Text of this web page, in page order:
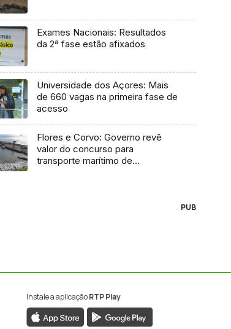
Exames Nacionais: Resultados
da 2ª fase estão afixados
Universidade dos Açores: Mais
de 660 vagas na primeira fase de
acesso
Flores e Corvo: Governo revê
valor do concurso para
transporte marítimo de
PUB
Instale a aplicaçãoRTP Play